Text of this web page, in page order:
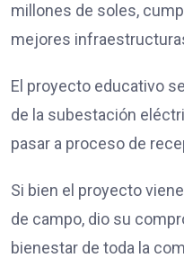
millones de soles,
mejores
El proyecto educativo
de la subestación
pasar a proceso de
Si bien el proyecto
de campo, dio su
bienestar de toda la